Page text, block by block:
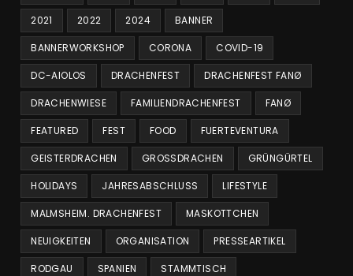
2021 2022 2024 BANNER
BANNERWORKSHOP CORONA COVID-19
DC-AIOLOS DRACHENFEST DRACHENFEST FANØ
DRACHENWIESE FAMILIENDRACHENFEST FANØ
FEATURED FEST FOOD FUERTEVENTURA
GEISTERDRACHEN GROSSDRACHEN GRÜNGÜRTEL
HOLIDAYS JAHRESABSCHLUSS LIFESTYLE
MALMSHEIM. DRACHENFEST MASKOTTCHEN
NEUIGKEITEN ORGANISATION PRESSEARTIKEL
RODGAU SPANIEN STAMMTISCH